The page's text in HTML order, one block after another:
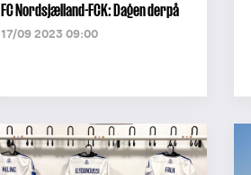
FC Nordsjælland-FCK: Dagen derpå
17/09 2023 09:00